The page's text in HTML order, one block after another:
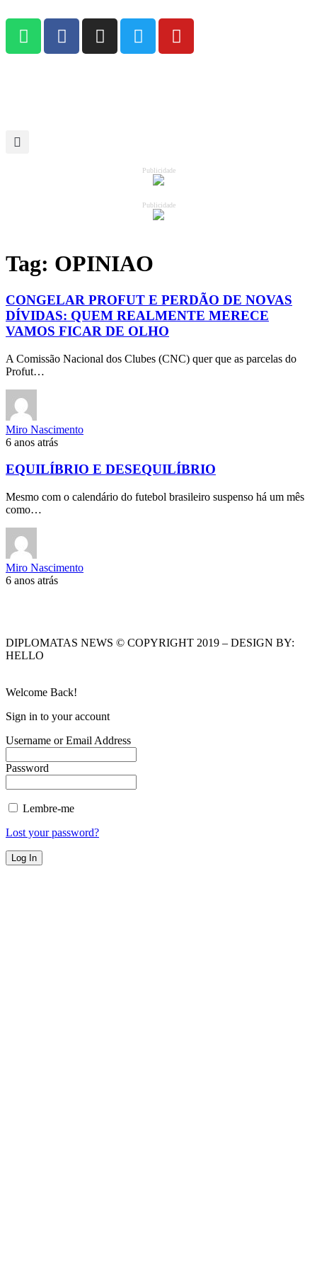
Publicidade
Publicidade
Tag: OPINIAO
CONGELAR PROFUT E PERDÃO DE NOVAS
DÍVIDAS: QUEM REALMENTE MERECE
VAMOS FICAR DE OLHO
A Comissão Nacional dos Clubes (CNC) quer que as parcelas do
Profut…
Miro Nascimento
6 anos atrás
EQUILÍBRIO E DESEQUILÍBRIO
Mesmo com o calendário do futebol brasileiro suspenso há um mês
como…
Miro Nascimento
6 anos atrás
DIPLOMATAS NEWS © COPYRIGHT 2019 – DESIGN BY:
HELLO
Welcome Back!
Sign in to your account
Username or Email Address
Password
Lembre-me
Lost your password?